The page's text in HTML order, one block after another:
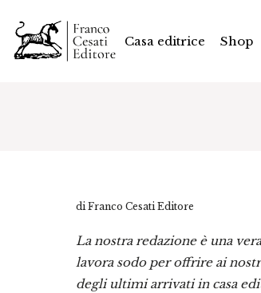
Casa editrice Shop
di Franco Cesati Editore
La nostra redazione è una
lavora sodo per offrire ai
degli ultimi arrivati in casa